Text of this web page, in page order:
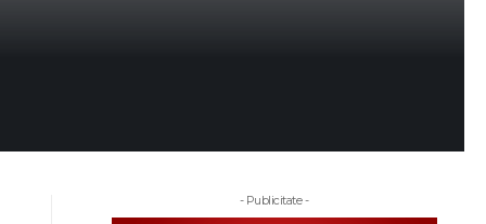
- Publicitate -